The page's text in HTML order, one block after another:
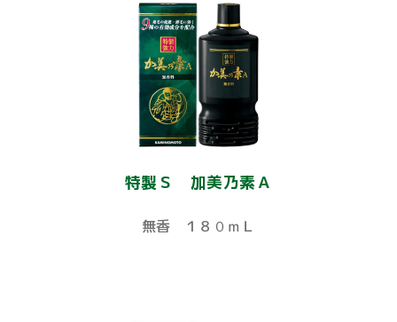
特製Ｓ 加美乃素Ａ
無香 １８０ｍＬ